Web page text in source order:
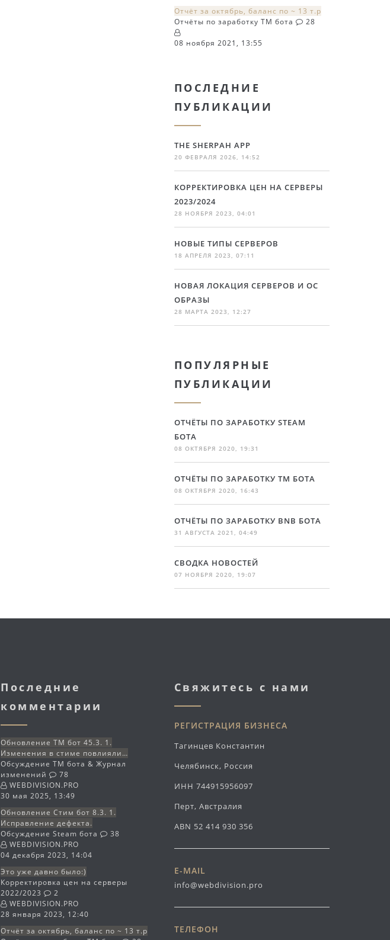
Отчёт за октябрь, баланс по ~ 13 т.р
Отчёты по заработку TM бота
28
08 ноября 2021, 13:55
ПОСЛЕДНИЕ
ПУБЛИКАЦИИ
THE SHERPAH APP
20 ФЕВРАЛЯ 2026, 14:52
КОРРЕКТИРОВКА ЦЕН НА СЕРВЕРЫ
2023/2024
28 НОЯБРЯ 2023, 04:01
НОВЫЕ ТИПЫ СЕРВЕРОВ
18 АПРЕЛЯ 2023, 07:11
НОВАЯ ЛОКАЦИЯ СЕРВЕРОВ И ОС
ОБРАЗЫ
28 МАРТА 2023, 12:27
ПОПУЛЯРНЫЕ
ПУБЛИКАЦИИ
ОТЧЁТЫ ПО ЗАРАБОТКУ STEAM
БОТА
08 ОКТЯБРЯ 2020, 19:31
ОТЧЁТЫ ПО ЗАРАБОТКУ TM БОТА
08 ОКТЯБРЯ 2020, 16:43
ОТЧЁТЫ ПО ЗАРАБОТКУ BNB БОТА
31 АВГУСТА 2021, 04:49
СВОДКА НОВОСТЕЙ
07 НОЯБРЯ 2020, 19:07
Последние
комментарии
Обновление TM бот 45.3. 1.
Изменения в стиме повлияли…
Обсуждение TM бота & Журнал
изменений
78
WEBDIVISION.PRO
30 мая 2025, 13:49
Обновление Стим бот 8.3. 1.
Исправление дефекта.
Обсуждение Steam бота
38
WEBDIVISION.PRO
04 декабря 2023, 14:04
Это уже давно было:)
Корректировка цен на серверы
2022/2023
2
WEBDIVISION.PRO
28 января 2023, 12:40
Отчёт за октябрь, баланс по ~ 13 т.р
Свяжитесь с нами
РЕГИСТРАЦИЯ БИЗНЕСА
Тагинцев Константин
Челябинск, Россия
ИНН 744915956097
Перт, Австралия
ABN 52 414 930 356
E-MAIL
info@webdivision.pro
ТЕЛЕФОН